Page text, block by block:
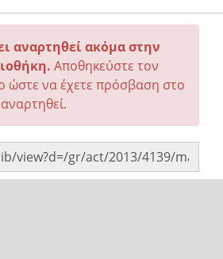
αναρτηθεί ακόμα στην
Αποθηκεύστε τον
ώστε να έχετε πρόσβαση στο